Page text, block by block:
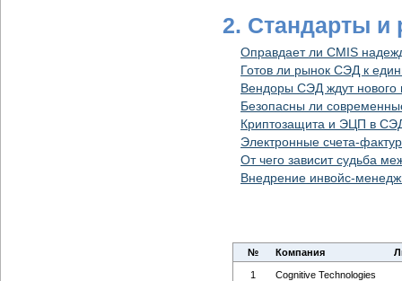
2. Стандарты и
Оправдает ли CMIS
Готов ли рынок СЭД к
Вендоры СЭД ждут
Безопасны ли
Криптозащита и ЭЦП в
Электронные счета-
От чего зависит судьба
Внедрение инвойс-
№ Компания
1 Cognitive Technologies